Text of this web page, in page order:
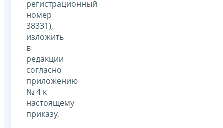
регистрационный
номер
38331),
изложить
в
редакции
согласно
приложению
№ 4 к
настоящему
приказу.